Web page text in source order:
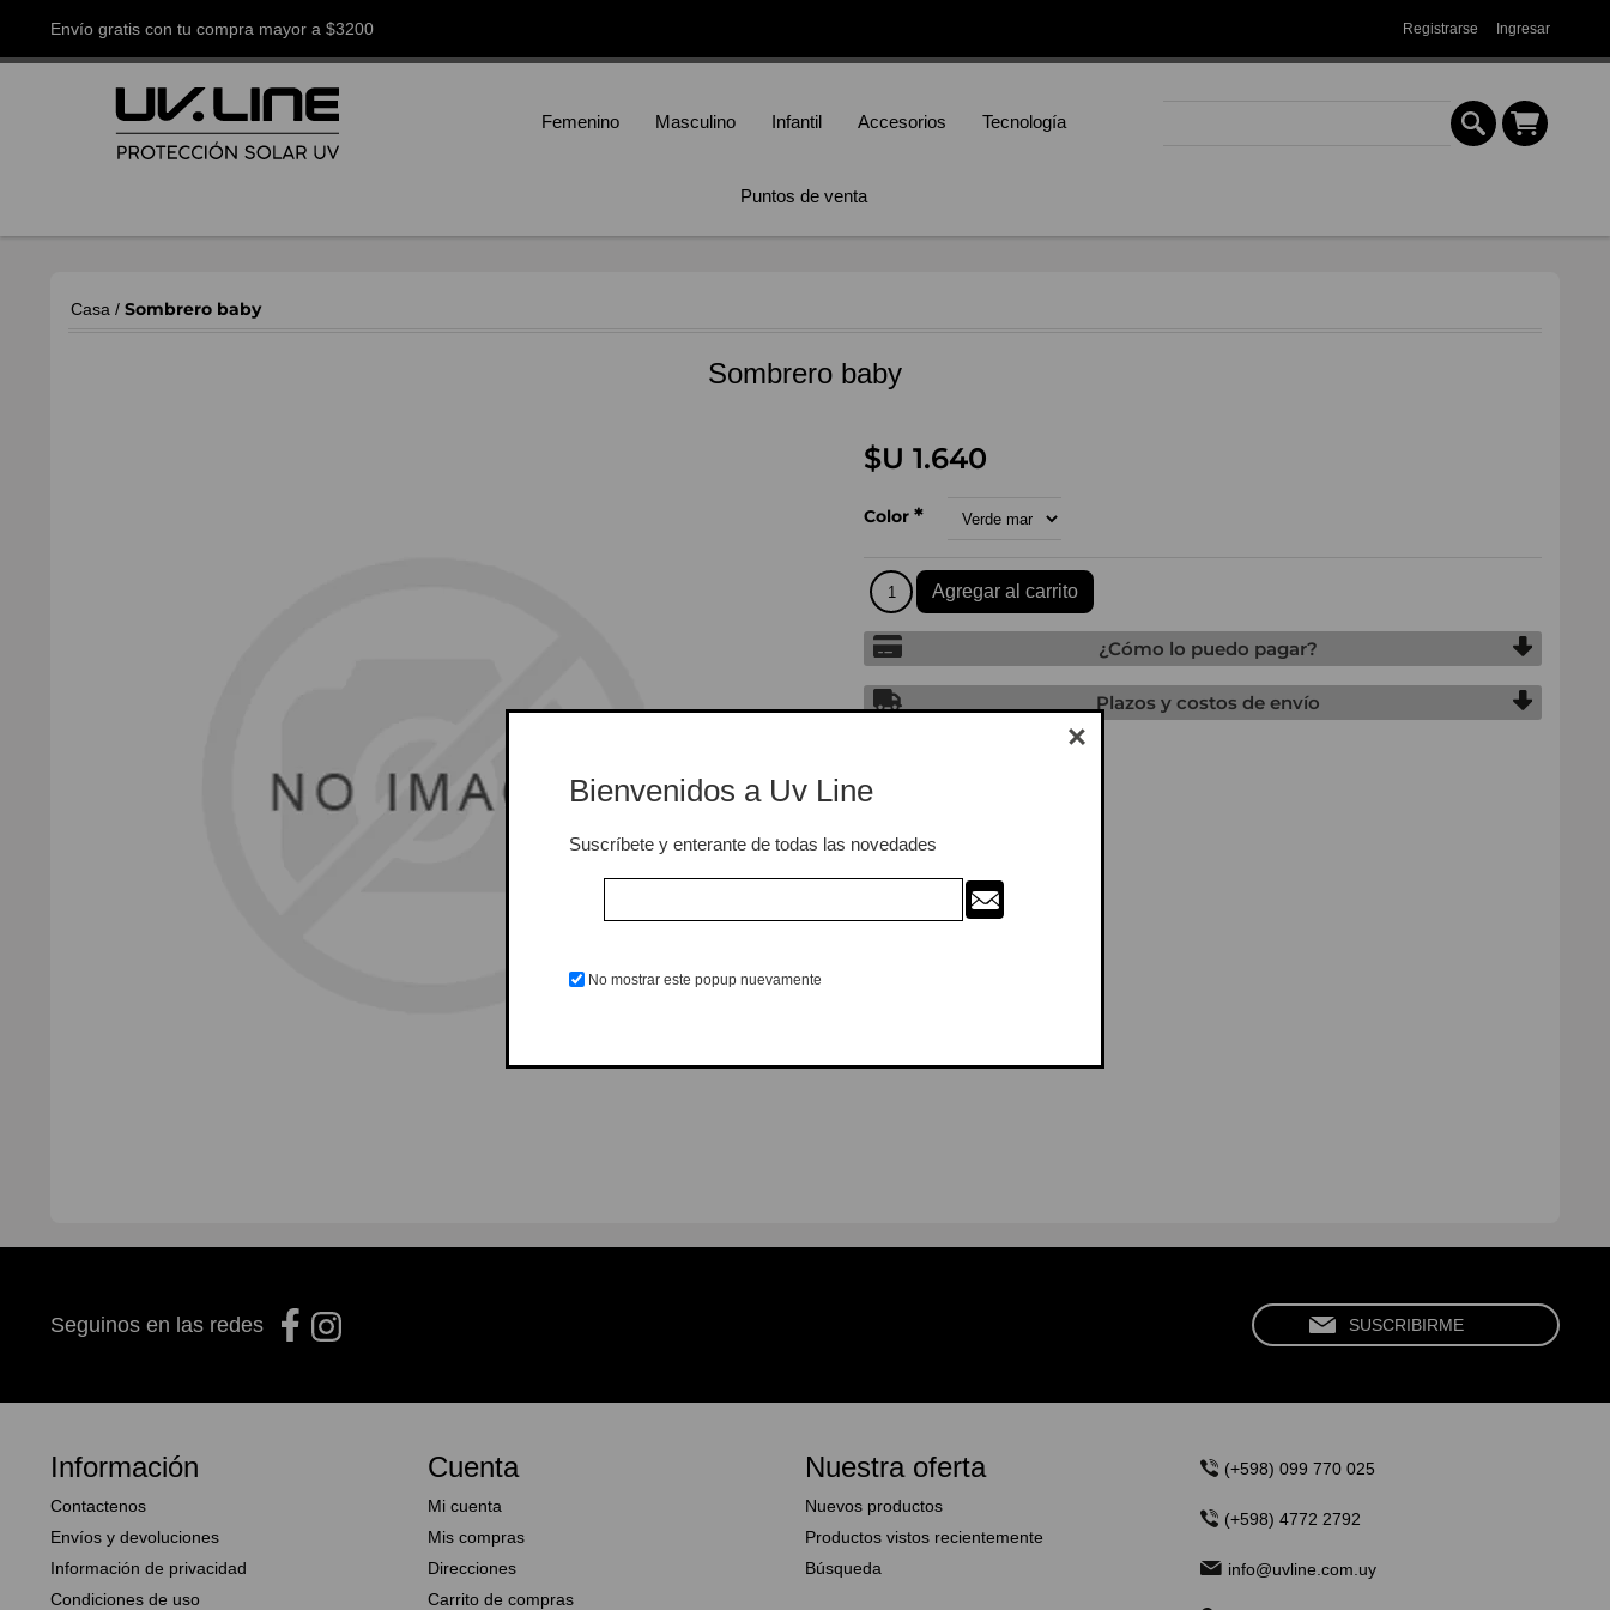
Registrarse Ingresar
Envío gratis con tu compra mayor a $3200
Femenino Masculino Infantil Accesorios Tecnología
Puntos de venta
Casa / Sombrero baby
Sombrero baby
$U 1.640
Color*
¿Cómo lo puedo pagar?
Plazos y costos de envío
Seguinos en las redes
Información
Contactenos
Envíos y devoluciones
Información de privacidad
Condiciones de uso
Cuenta
Mi cuenta
Mis compras
Direcciones
Carrito de compras
Nuestra oferta
Nuevos productos
Productos vistos recientemente
Búsqueda
(+598) 099 770 025
(+598) 4772 2792
info@uvline.com.uy
Bienvenidos a Uv Line
Suscríbete y enterante de todas las novedades
No mostrar este popup nuevamente